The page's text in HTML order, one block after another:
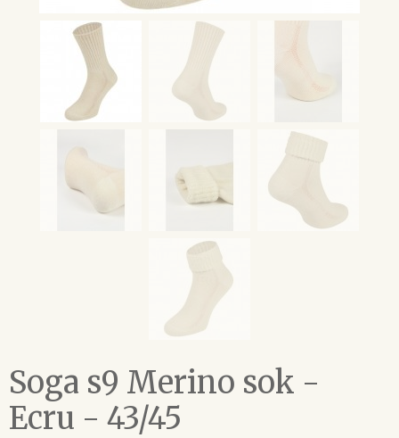
Soga s9 Merino sok -
Ecru - 43/45